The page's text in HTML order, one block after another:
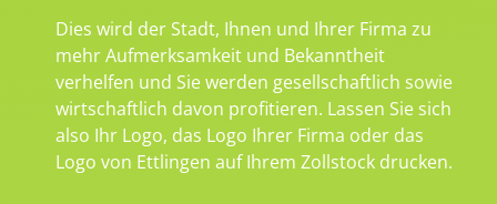
Dies wird der Stadt, Ihnen und Ihrer Firma zu
mehr Aufmerksamkeit und Bekanntheit
verhelfen und Sie werden gesellschaftlich sowie
wirtschaftlich davon profitieren. Lassen Sie sich
also Ihr Logo, das Logo Ihrer Firma oder das
Logo von Ettlingen auf Ihrem Zollstock drucken.